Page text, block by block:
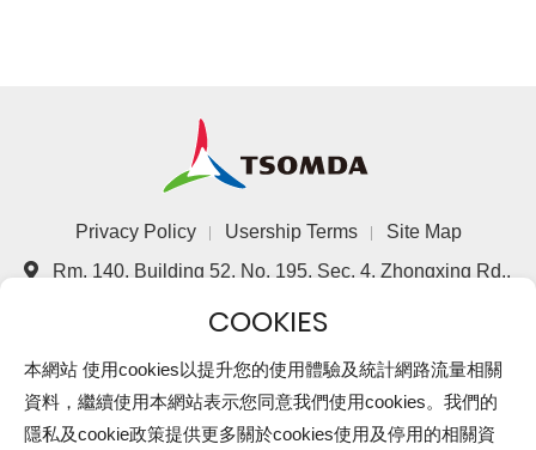
本網站 使用cookies以提升您的使用體驗及統計網路流量相關
資料，繼續使用本網站表示您同意我們使用cookies。我們的
隱私及cookie政策提供更多關於cookies使用及停用的相關資
Privacy Policy Usership Terms
Site Map
Rm. 140, Building 52, No. 195, Sec. 4, Zhongxing Rd.,
+886-3-5821699
+886-3-5821697
All rights reserved©Taiwan Semiconductor & Optronics